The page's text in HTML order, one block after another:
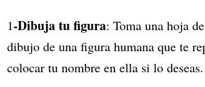
1-Dibuja tu figura: Toma una hoja
dibujo de una figura humana que te
colocar tu nombre en ella si lo deseas.